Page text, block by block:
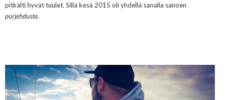
pitkälti hyvät tuulet. Sillä kesä 2015 oli yhdellä sanalla sanoen
purjehdusta.